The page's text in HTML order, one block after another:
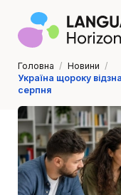
Головна / Новини /
Україна щороку
серпня